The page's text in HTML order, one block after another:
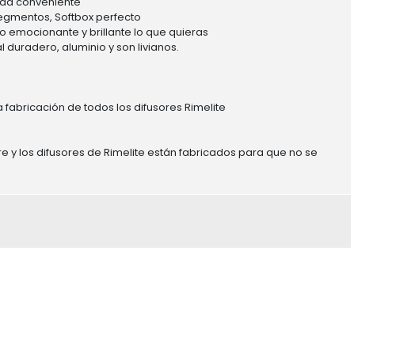
Softbox perfecto
emocionante y brillante lo que quieras
aluminio y son livianos.
de todos los difusores Rimelite
y los difusores de Rimelite están fabricados para que no se